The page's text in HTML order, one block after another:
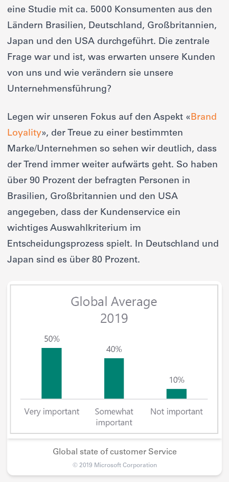
eine Studie mit ca. 5000 Konsumenten aus den
Ländern Brasilien, Deutschland, Großbritannien,
Japan und den USA durchgeführt. Die zentrale
Frage war und ist, was erwarten unsere Kunden
von uns und wie verändern sie unsere
Unternehmensführung?
Legen wir unseren Fokus auf den Aspekt «Brand
Loyality», der Treue zu einer bestimmten
Marke/Unternehmen so sehen wir deutlich, dass
der Trend immer weiter aufwärts geht. So haben
über 90 Prozent der befragten Personen in
Brasilien, Großbritannien und den USA
angegeben, dass der Kundenservice ein
wichtiges Auswahlkriterium im
Entscheidungsprozess spielt. In Deutschland und
Japan sind es über 80 Prozent.
Global state of customer Service
© 2019 Microsoft Corporation